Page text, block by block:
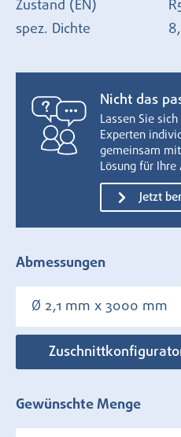
Zustand (EN)
spez. Dichte
Nicht das
Lassen Sie
Experten
gemeinsam
Lösung für Ihre
Jetzt
Abmessungen
Ø 2,1 mm x 3000 mm
Gewünschte Menge